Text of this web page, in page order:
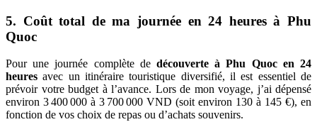
5. Coût total de ma journée en 24 heures à Phu
Quoc
Pour une journée complète de découverte à Phu Quoc en 24
heures avec un itinéraire touristique diversifié, il est essentiel de
prévoir votre budget à l’avance. Lors de mon voyage, j’ai dépensé
environ 3 400 000 à 3 700 000 VND (soit environ 130 à 145 €), en
fonction de vos choix de repas ou d’achats souvenirs.